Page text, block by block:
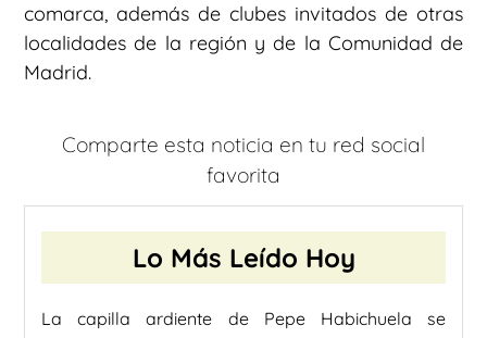
comarca, además de clubes invitados de otras
localidades de la región y de la Comunidad de
Madrid.
Comparte esta noticia en tu red social
favorita
Lo Más Leído Hoy
La capilla ardiente de Pepe Habichuela se